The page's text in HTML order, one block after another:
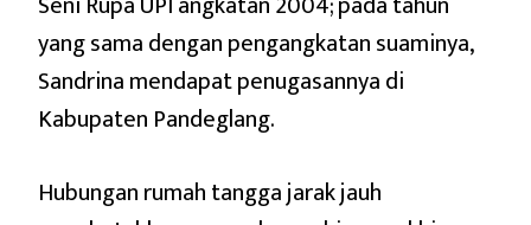
yang sama dengan pengangkatan suaminya,
Sandrina mendapat penugasannya di
Kabupaten Pandeglang.
Hubungan rumah tangga jarak jauh